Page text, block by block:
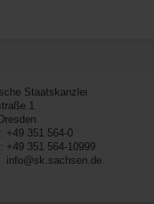
Staatskanzlei
1
Dresden
+49 351 564-0
+49 351 564-10999
info@sk.sachsen.de